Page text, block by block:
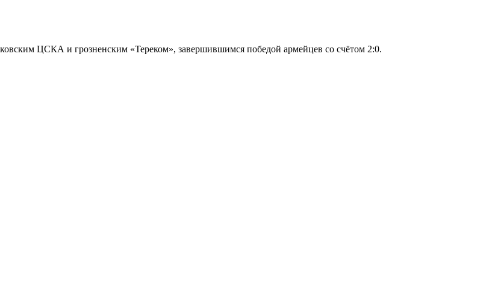
ЦСКА и грозненским «Тереком», завершившимся победой армейцев со счётом 2:0.